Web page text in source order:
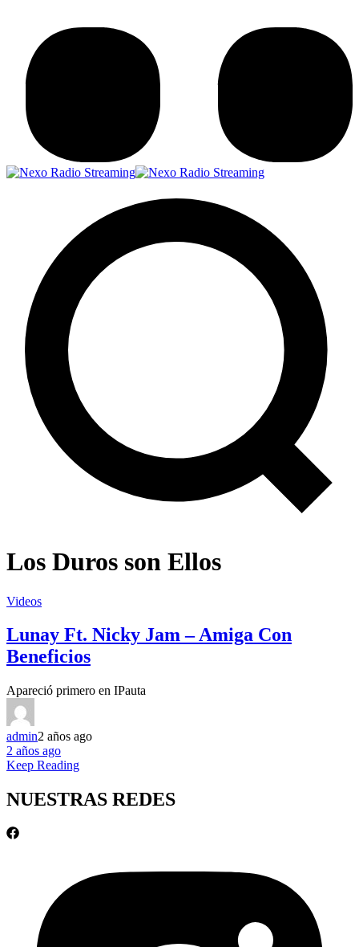
Los Duros son Ellos
Videos
Lunay Ft. Nicky Jam – Amiga Con
Beneficios
Apareció primero en IPauta
admin2 años ago
2 años ago
Keep Reading
NUESTRAS REDES